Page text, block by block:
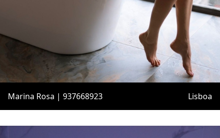
Marina Rosa | 937668923 Lisboa